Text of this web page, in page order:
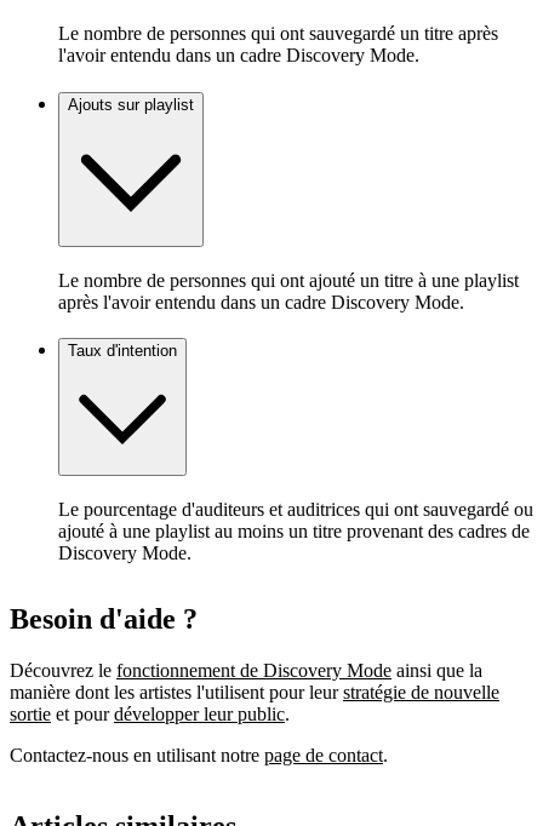
Le nombre de personnes qui ont sauvegardé un titre après
l'avoir entendu dans un cadre Discovery Mode.
Ajouts sur playlist
Le nombre de personnes qui ont ajouté un titre à une playlist
après l'avoir entendu dans un cadre Discovery Mode.
Taux d'intention
Le pourcentage d'auditeurs et auditrices qui ont sauvegardé ou
ajouté à une playlist au moins un titre provenant des cadres de
Discovery Mode.
Besoin d'aide ?
Découvrez le fonctionnement de Discovery Mode ainsi que la
manière dont les artistes l'utilisent pour leurstratégie de nouvelle
sortie et pourdévelopper leur public.
Contactez-nous en utilisant notre page de contact.